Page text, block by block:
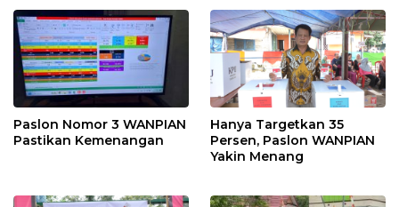
Paslon Nomor 3 WANPIAN
Pastikan Kemenangan
Hanya Targetkan 35
Persen, Paslon WANPIAN
Yakin Menang